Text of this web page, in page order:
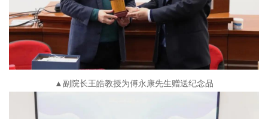
▲副院长王皓教授为傅永康先生赠送纪念品